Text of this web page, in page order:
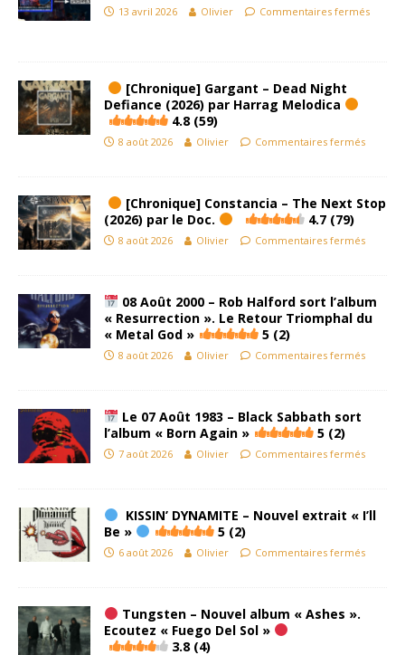
13 avril 2026 Olivier Commentaires fermés
[Chronique] Gargant – Dead Night
Defiance (2026) par Harrag Melodica
4.8 (59)
8 août 2026 Olivier Commentaires fermés
[Chronique] Constancia – The Next Stop
(2026) par le Doc.
4.7 (79)
8 août 2026 Olivier Commentaires fermés
08 Août 2000 – Rob Halford sort l’album
« Resurrection ». Le Retour Triomphal du
« Metal God »
5 (2)
8 août 2026 Olivier Commentaires fermés
Le 07 Août 1983 – Black Sabbath sort
l’album « Born Again »
5 (2)
7 août 2026 Olivier Commentaires fermés
KISSIN’ DYNAMITE – Nouvel extrait « I’ll
Be »
5 (2)
6 août 2026 Olivier Commentaires fermés
Tungsten – Nouvel album « Ashes ».
Ecoutez « Fuego Del Sol »
3.8 (4)